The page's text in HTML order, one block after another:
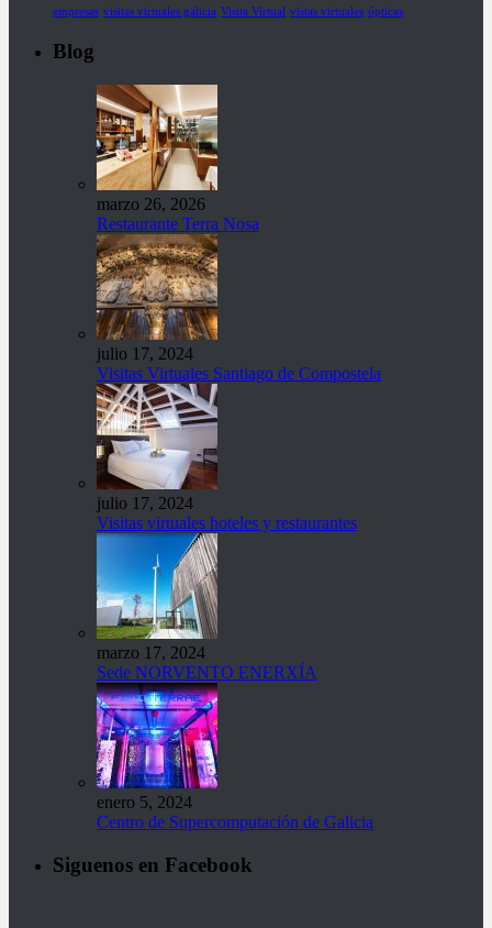
empresas visitas virtuales galicia Visita Virtual vistas virtuales ópticas
Blog
marzo 26, 2026
Restaurante Terra Nosa
julio 17, 2024
Visitas Virtuales Santiago de Compostela
julio 17, 2024
Visitas virtuales hoteles y restaurantes
marzo 17, 2024
Sede NORVENTO ENERXÍA
enero 5, 2024
Centro de Supercomputación de Galicia
Siguenos en Facebook